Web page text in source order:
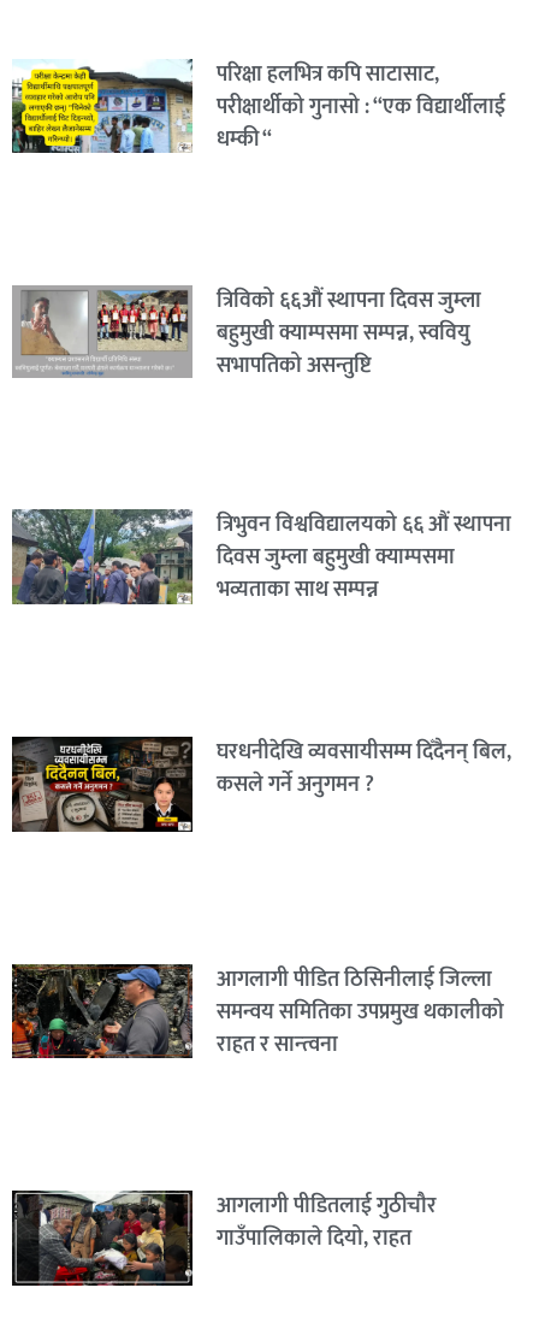
परिक्षा हलभित्र कपि साटासाट,
परीक्षार्थीको गुनासो : “एक विद्यार्थीलाई
धम्की “
त्रिविको ६६औं स्थापना दिवस जुम्ला
बहुमुखी क्याम्पसमा सम्पन्न, स्ववियु
सभापतिको असन्तुष्टि
त्रिभुवन विश्वविद्यालयको ६६ औं स्थापना
दिवस जुम्ला बहुमुखी क्याम्पसमा
भव्यताका साथ सम्पन्न
घरधनीदेखि व्यवसायीसम्म दिँदैनन् बिल,
कसले गर्ने अनुगमन ?
आगलागी पीडित ठिसिनीलाई जिल्ला
समन्वय समितिका उपप्रमुख थकालीको
राहत र सान्त्वना
आगलागी पीडितलाई गुठीचौर
गाउँपालिकाले दियो, राहत